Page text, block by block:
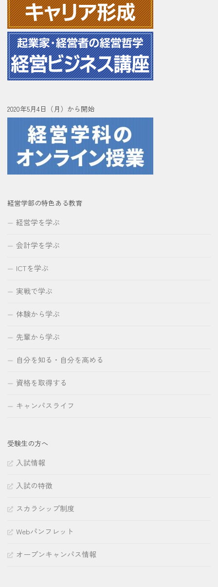
2020年5月4日（月）から開始
経営学部の特色ある教育
経営学を学ぶ
会計学を学ぶ
ICTを学ぶ
実戦で学ぶ
体験から学ぶ
先輩から学ぶ
自分を知る・自分を高める
資格を取得する
キャンパスライフ
受験生の方へ
入試情報
入試の特徴
スカラシップ制度
Webパンフレット
オープンキャンパス情報